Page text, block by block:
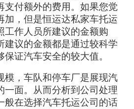
支付额外的费用。如果您觉
加，但是恒运达私家车托运
工作人员所建议的金额购
建议的金额都是通过较科学
证汽车安全的较大值。
模，车队和停车厂是展现汽
一面。从而分析到公司处理
般在选择汽车托运公司的话